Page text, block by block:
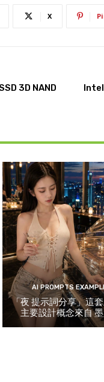
X
3D NAND
Intel
AI PROMPTS
「夜 提示詞分享」這
主要設計概念來自